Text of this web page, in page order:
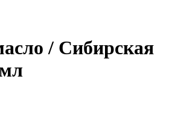
/ Сибирская